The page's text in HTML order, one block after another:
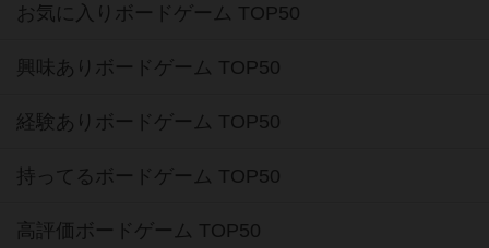
お気に入りボードゲーム TOP50
興味ありボードゲーム TOP50
経験ありボードゲーム TOP50
持ってるボードゲーム TOP50
高評価ボードゲーム TOP50